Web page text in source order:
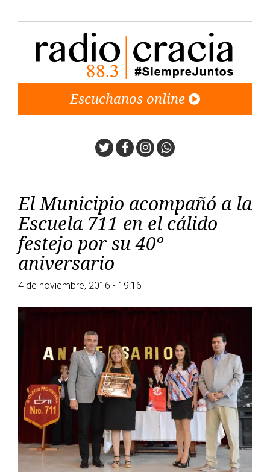
Escuchanos online
TwitterFacebook
Instagram
Whatsapp
El Municipio acompañó a la
Escuela 711 en el cálido
festejo por su 40º
aniversario
4 de noviembre, 2016 - 19:16